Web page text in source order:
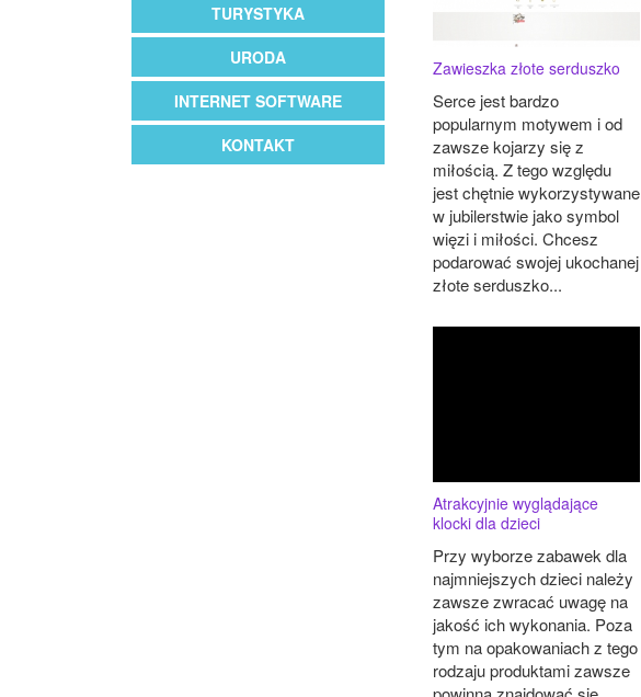
TURYSTYKA
URODA
INTERNET SOFTWARE
KONTAKT
Zawieszka złote serduszko
Serce jest bardzo
popularnym motywem i od
zawsze kojarzy się z
miłością. Z tego względu
jest chętnie wykorzystywane
w jubilerstwie jako symbol
więzi i miłości. Chcesz
podarować swojej ukochanej
złote serduszko...
Atrakcyjnie wyglądające
klocki dla dzieci
Przy wyborze zabawek dla
najmniejszych dzieci należy
zawsze zwracać uwagę na
jakość ich wykonania. Poza
tym na opakowaniach z tego
rodzaju produktami zawsze